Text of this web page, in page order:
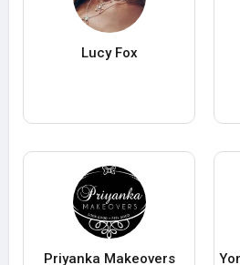
Lucy Fox
Priyanka Makeovers